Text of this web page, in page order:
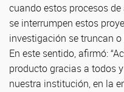
cuando estos procesos
se interrumpen estos
investigación se truncan
En este sentido, afirmó:
producto gracias a todos
nuestra institución, en la